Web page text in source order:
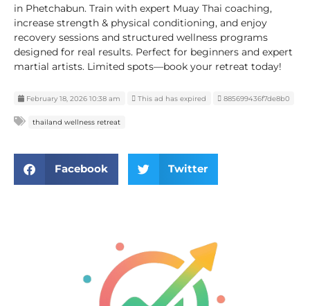
in Phetchabun. Train with expert Muay Thai coaching,
increase strength & physical conditioning, and enjoy
recovery sessions and structured wellness programs
designed for real results. Perfect for beginners and expert
martial artists. Limited spots—book your retreat today!
February 18, 2026 10:38 am This ad has expired 885699436f7de8b0
thailand wellness retreat
Facebook Twitter